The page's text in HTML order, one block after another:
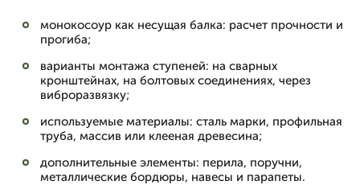
монокосоур как несущая балка: расчет прочности и
прогиба;
варианты монтажа ступеней: на сварных
кронштейнах, на болтовых соединениях, через
виброразвязку;
используемые материалы: сталь марки, профильная
труба, массив или клееная древесина;
дополнительные элементы: перила, поручни,
металлические бордюры, навесы и парапеты.